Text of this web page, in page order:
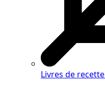
Livres de recette